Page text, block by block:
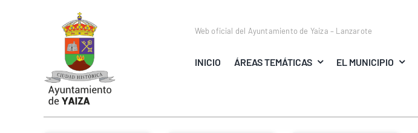
Web oficial del Ayuntamiento de Yaiza – Lanzarote
INICIO ÁREAS TEMÁTICAS EL MUNICIPIO